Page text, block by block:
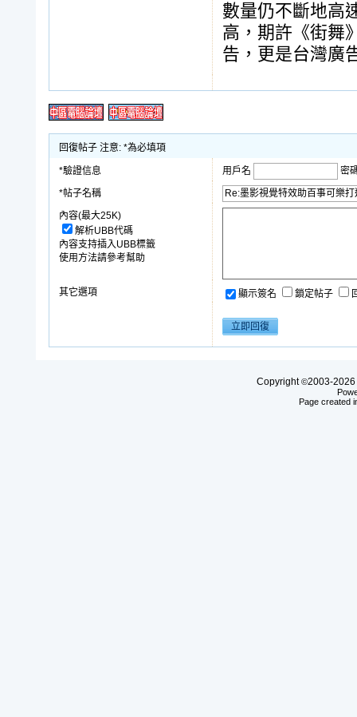
數量仍不斷地高
高，期許《街舞
告，更是台灣廣
回復帖子 注意: *為必填項
*驗證信息 用戶名
密
*帖子名稱
內容(最大25K)
解析UBB代碼
內容支持插入UBB標籤
使用方法請參考幫助
其它選項 顯示簽名 鎖定帖子
Copyright©2003-2026
Page created